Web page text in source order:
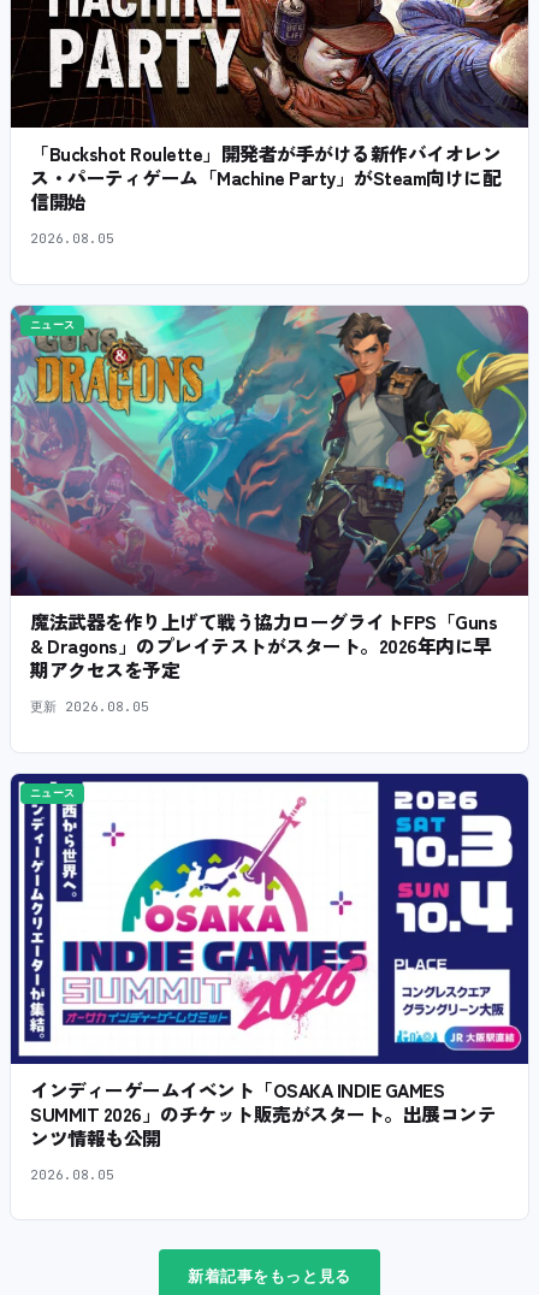
「Buckshot Roulette」開発者が手がける新作バイオレン
ス・パーティゲーム「Machine Party」がSteam向けに配
信開始
2026.08.05
ニュース
魔法武器を作り上げて戦う協力ローグライトFPS「Guns
& Dragons」のプレイテストがスタート。2026年内に早
期アクセスを予定
更新 2026.08.05
ニュース
インディーゲームイベント「OSAKA INDIE GAMES
SUMMIT 2026」のチケット販売がスタート。出展コンテ
ンツ情報も公開
2026.08.05
新着記事をもっと見る